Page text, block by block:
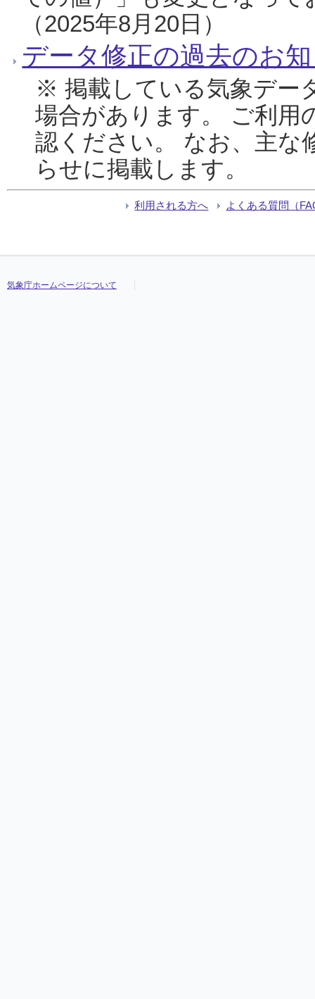
（2025年8月20日）
データ修正の過去のお
※ 掲載している気象デー
場合があります。 ご利用
認ください。 なお、主な
らせに掲載します。
利用される方へ よくある質問（
気象庁ホームページについて